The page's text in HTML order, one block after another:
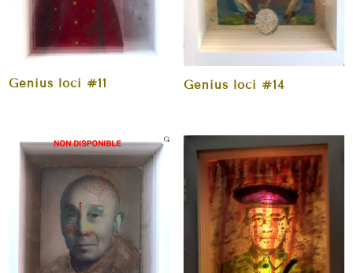
Genius loci #11 Genius loci #14